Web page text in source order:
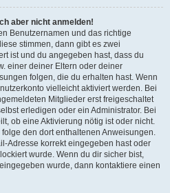
aber nicht anmelden!
Benutzernamen und das richtige
stimmen, dann gibt es zwei
ist und du angegeben hast, dass du
einer deiner Eltern oder deiner
folgen, die du erhalten hast. Wenn
vielleicht aktiviert werden. Bei
Mitglieder erst freigeschaltet
erledigen oder ein Administrator. Bei
ob eine Aktivierung nötig ist oder nicht.
den dort enthaltenen Anweisungen.
Adresse korrekt eingegeben hast oder
wurde. Wenn du dir sicher bist,
wurde, dann kontaktiere einen